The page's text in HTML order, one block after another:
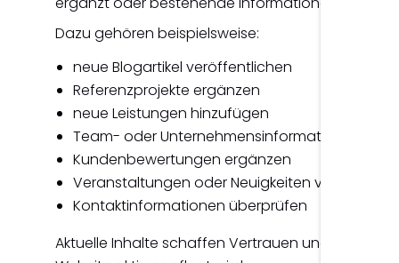
Dazu gehören beispielsweise:
neue Blogartikel veröffentlichen
Referenzprojekte ergänzen
neue Leistungen hinzufügen
Team- oder Unternehmensinformationen
Kundenbewertungen ergänzen
Veranstaltungen oder Neuigkeiten
Kontaktinformationen überprüfen
Aktuelle Inhalte schaffen Vertrauen und zeigen